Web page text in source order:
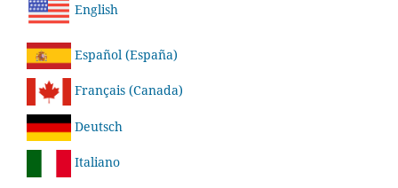
English
Español (España)
Français (Canada)
Deutsch
Italiano